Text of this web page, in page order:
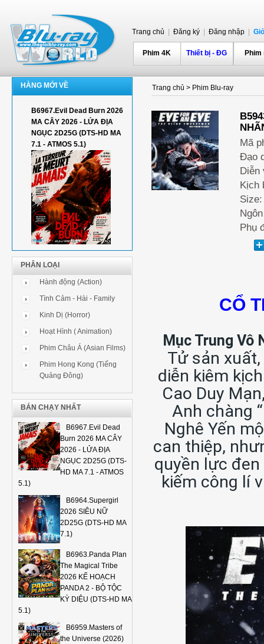
Trang chủ Đăng ký Đăng nhập
Phim 4K Thiết bị - ĐG
HÀNG MỚI VỀ
B6967.Evil Dead Burn 2026
MA CÂY 2026 - LỬA ĐỊA
NGỤC 2D25G (DTS-HD MA
7.1 - ATMOS 5.1)
PHÂN LOẠI
Hành động (Action)
Tình Cảm - Hài - Family
Kinh Dị (Horror)
Hoạt Hình ( Animation)
Phim Châu Á (Asian Films)
Phim Hong Kong (Tiếng
Quảng Đông)
BÁN CHẠY NHẤT
B6967.Evil Dead
Burn 2026 MA CÂY
2026 - LỬA ĐỊA
NGỤC 2D25G (DTS-
HD MA 7.1 - ATMOS
5.1)
B6964.Supergirl
2026 SIÊU NỮ
2D25G (DTS-HD MA
7.1)
B6963.Panda Plan
The Magical Tribe
2026 KẾ HOẠCH
PANDA 2 - BỘ TỘC
KỲ DIỆU (DTS-HD MA
5.1)
B6959.Masters of
the Universe (2026)
Trang chủ > Phim Blu-ray
Mã
Đạo
Diễn
Kịch
Phụ
CỔ
Mục Trung Vô
Tử sản
diễn kiêm
Cao Duy
Anh chàng
Nghê Yến
can thiệp,
quyền lực
kiếm công lí